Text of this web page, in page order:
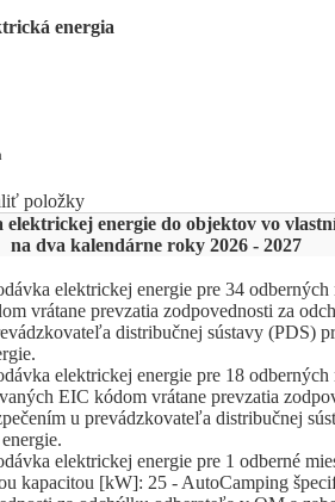
energia
položky
elektrickej energie do objektov vo
na dva kalendárne roky 2026 - 2027
elektrickej energie pre 34
vrátane prevzatia zodpovednosti za
distribučnej sústavy (PDS)
elektrickej energie pre 18 odberných
EIC kódom vrátane prevzatia
u prevádzkovateľa distribučnej
elektrickej energie pre 1 odberné
kapacitou [kW]: 25 - AutoCamping